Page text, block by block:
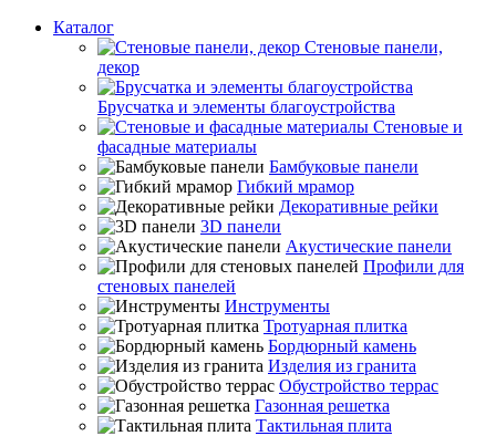
Каталог
Стеновые панели,
декор
Брусчатка и элементы благоустройства
Стеновые и
фасадные материалы
Бамбуковые панели
Гибкий мрамор
Декоративные рейки
3D панели
Акустические панели
Профили для
стеновых панелей
Инструменты
Тротуарная плитка
Бордюрный камень
Изделия из гранита
Обустройство террас
Газонная решетка
Тактильная плита